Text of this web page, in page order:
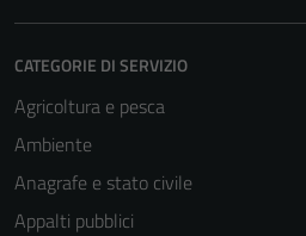
CATEGORIE DI SERVIZIO
Agricoltura e pesca
Ambiente
Anagrafe e stato civile
Appalti pubblici